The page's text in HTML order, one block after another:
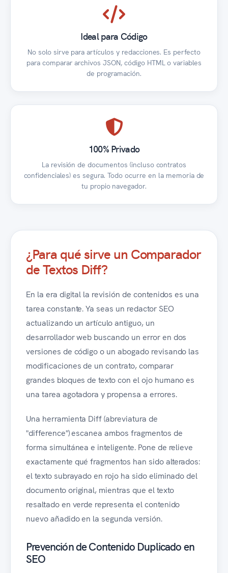
Ideal para Código
No solo sirve para artículos y redacciones. Es perfecto
para comparar archivos JSON, código HTML o variables
de programación.
100% Privado
La revisión de documentos (incluso contratos
confidenciales) es segura. Todo ocurre en la memoria de
tu propio navegador.
¿Para qué sirve un Comparador
de Textos Diff?
En la era digital la revisión de contenidos es una
tarea constante. Ya seas un redactor SEO
actualizando un artículo antiguo, un
desarrollador web buscando un error en dos
versiones de código o un abogado revisando las
modificaciones de un contrato, comparar
grandes bloques de texto con el ojo humano es
una tarea agotadora y propensa a errores.
Una herramienta Diff (abreviatura de
"difference") escanea ambos fragmentos de
forma simultánea e inteligente. Pone de relieve
exactamente qué fragmentos han sido alterados:
el texto subrayado en rojo ha sido eliminado del
documento original, mientras que el texto
resaltado en verde representa el contenido
nuevo añadido en la segunda versión.
Prevención de Contenido Duplicado en
SEO